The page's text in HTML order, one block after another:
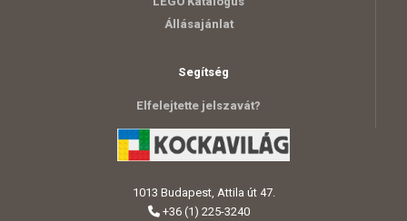
Állásajánlat
Segítség
Elfelejtette jelszavát?
1013 Budapest, Attila út 47.
+36 (1) 225-3240